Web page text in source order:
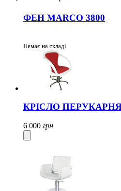
ФЕН MARCO 3800
Немає на складі
КРІСЛО ПЕРУКАРНЯ
6 000 грн